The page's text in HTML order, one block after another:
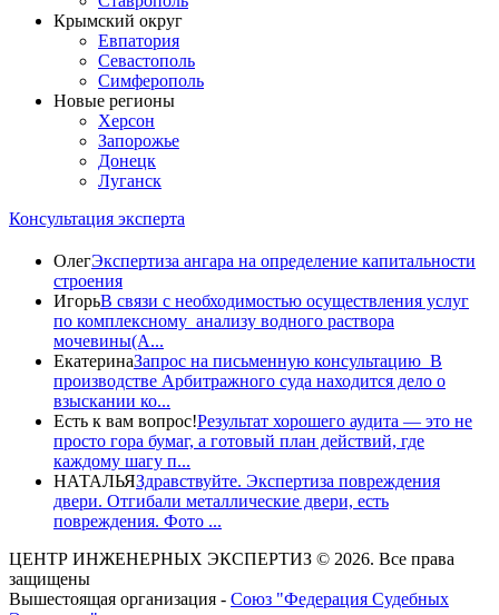
Крымский округ
Евпатория
Севастополь
Симферополь
Новые регионы
Херсон
Запорожье
Донецк
Луганск
Консультация эксперта
ОлегЭкспертиза ангара на определение капитальности
строения
ИгорьВ связи с необходимостью осуществления услуг
по комплексному анализу водного раствора
мочевины(A...
ЕкатеринаЗапрос на письменную консультацию В
производстве Арбитражного суда находится дело о
взыскании ко...
Есть к вам вопрос!Результат хорошего аудита — это не
просто гора бумаг, а готовый план действий, где
каждому шагу п...
НАТАЛЬЯЗдравствуйте. Экспертиза повреждения
двери. Отгибали металлические двери, есть
повреждения. Фото ...
ЦЕНТР ИНЖЕНЕРНЫХ ЭКСПЕРТИЗ © 2026. Все права
защищены
Вышестоящая организация - Союз "Федерация Судебных